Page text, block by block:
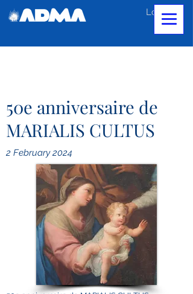
Log In
50e anniversaire de
MARIALIS CULTUS
2 February 2024